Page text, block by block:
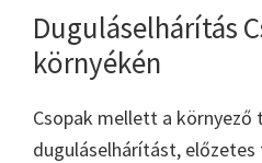
Duguláselhárítás
környékén
Csopak mellett a környező
duguláselhárítást,